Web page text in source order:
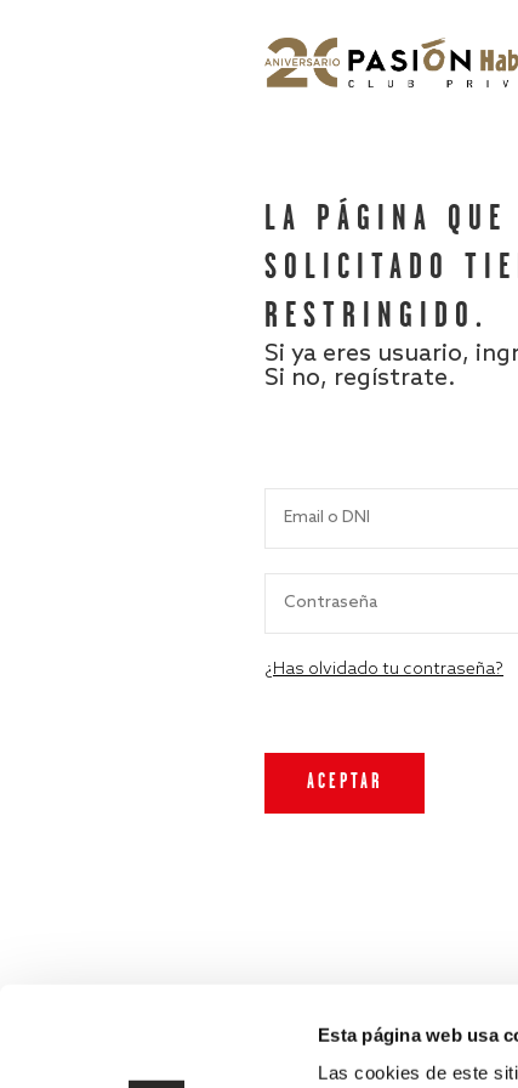
Esta página web usa
Las cookies de este
LA PÁGINA QUE
SOLICITADO
RESTRINGIDO.
Si ya eres usuario,
Si no, regístrate.
¿Has olvidado tu contraseña?